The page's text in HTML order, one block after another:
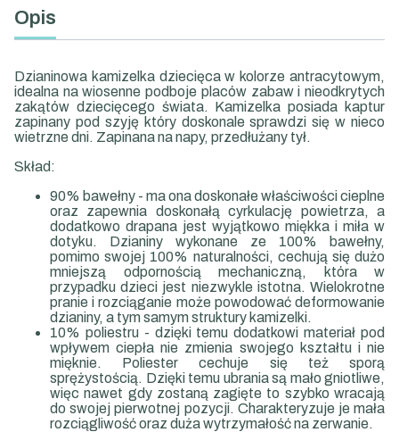
Opis
Dzianinowa kamizelka dziecięca w kolorze antracytowym,
idealna na wiosenne podboje placów zabaw i nieodkrytych
zakątów dziecięcego świata. Kamizelka posiada kaptur
zapinany pod szyję który doskonale sprawdzi się w nieco
wietrzne dni. Zapinana na napy, przedłużany tył.
Skład:
90% bawełny - ma ona doskonałe właściwości cieplne
oraz zapewnia doskonałą cyrkulację powietrza, a
dodatkowo drapana jest wyjątkowo miękka i miła w
dotyku. Dzianiny wykonane ze 100% bawełny,
pomimo swojej 100% naturalności, cechują się dużo
mniejszą odpornością mechaniczną, która w
przypadku dzieci jest niezwykle istotna. Wielokrotne
pranie i rozciąganie może powodować deformowanie
dzianiny, a tym samym struktury kamizelki.
10% poliestru - dzięki temu dodatkowi materiał pod
wpływem ciepła nie zmienia swojego kształtu i nie
mięknie. Poliester cechuje się też sporą
sprężystością. Dzięki temu ubrania są mało gniotliwe,
więc nawet gdy zostaną zagięte to szybko wracają
do swojej pierwotnej pozycji. Charakteryzuje je mała
rozciągliwość oraz duża wytrzymałość na zerwanie.